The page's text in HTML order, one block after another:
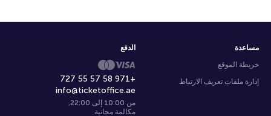
مساعدة
خريطة الموقع
إدارة ملفات تعريف الارتباط
+971 58 57 55 727
info@ticketoffice.ae
من 10:00 إلى 22:00
,
مكالمة مجانية
الدفع